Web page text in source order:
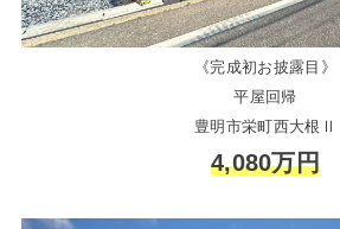
《完成初お披露目》
平屋回帰
豊明市栄町西大根Ⅱ
4,080万円